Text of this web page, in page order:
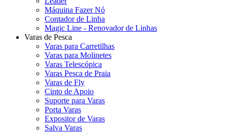
Máquina Fazer Nó
Contador de Linha
Magic Line - Renovador de Linhas
Varas de Pesca
Varas para Carretilhas
Varas para Molinetes
Varas Telescópica
Varas Pesca de Praia
Varas de Fly
Cinto de Apoio
Suporte para Varas
Porta Varas
Expositor de Varas
Salva Varas